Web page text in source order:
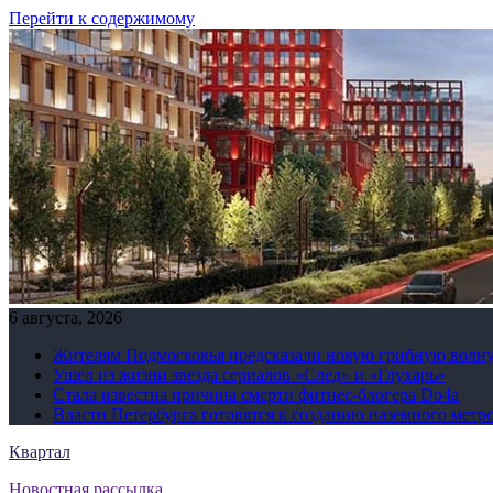
Перейти к содержимому
6 августа, 2026
Жителям Подмосковья предсказали новую грибную
Ушел из жизни звезда сериалов «След» и «Глухарь»
Стала известна причина смерти фитнес-блогера Do4а
Власти Петербурга готовятся к созданию наземного
Квартал
Новостная рассылка